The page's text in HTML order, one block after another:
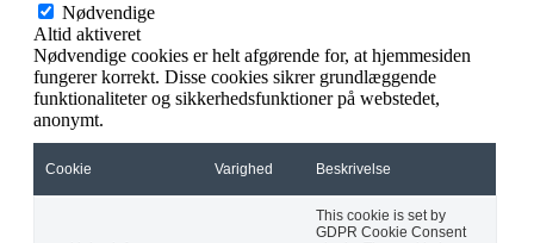
Nødvendige
Altid aktiveret
Nødvendige cookies er helt afgørende for, at hjemmesiden
fungerer korrekt. Disse cookies sikrer grundlæggende
funktionaliteter og sikkerhedsfunktioner på webstedet,
anonymt.
Cookie Varighed Beskrivelse
This cookie is set by
GDPR Cookie Consent